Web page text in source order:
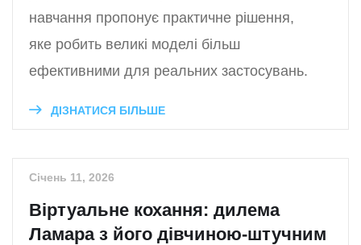
навчання пропонує практичне рішення,
яке робить великі моделі більш
ефективними для реальних застосувань.
ДІЗНАТИСЯ БІЛЬШЕ
Січень 11, 2026
Віртуальне кохання: дилема
Ламара з його дівчиною-штучним